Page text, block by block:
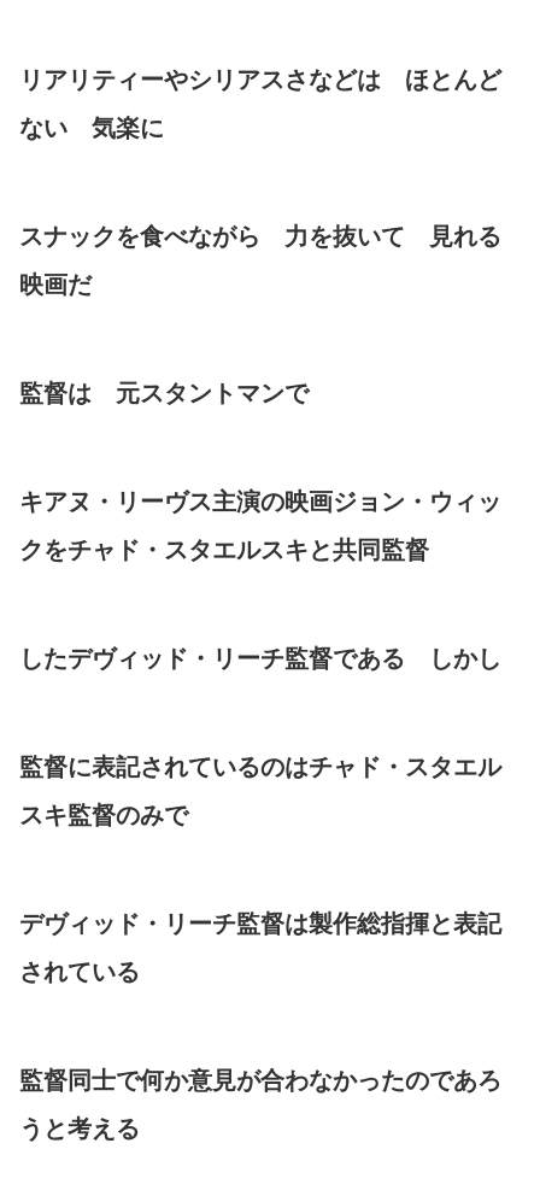
リアリティーやシリアスさなどは ほとんど
ない 気楽に
スナックを食べながら 力を抜いて 見れる
映画だ
監督は 元スタントマンで
キアヌ・リーヴス主演の映画ジョン・ウィッ
クをチャド・スタエルスキと共同監督
したデヴィッド・リーチ監督である しかし
監督に表記されているのはチャド・スタエル
スキ監督のみで
デヴィッド・リーチ監督は製作総指揮と表記
されている
監督同士で何か意見が合わなかったのであろ
うと考える